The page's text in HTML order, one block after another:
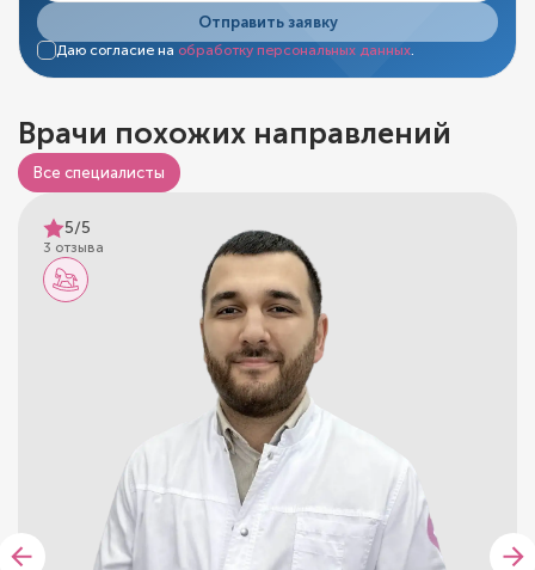
Отправить заявку
Даю согласие на обработку персональных данных.
Врачи похожих направлений
Все специалисты
5/5
3 отзыва